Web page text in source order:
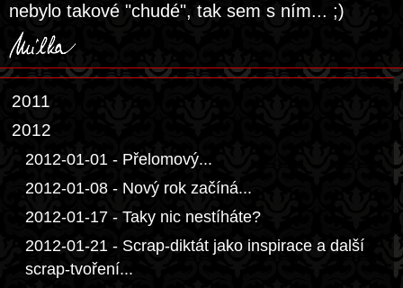
nebylo takové "chudé", tak sem s ním... ;)
2011
2012
2012-01-01 - Přelomový...
2012-01-08 - Nový rok začíná...
2012-01-17 - Taky nic nestíháte?
2012-01-21 - Scrap-diktát jako inspirace a další
scrap-tvoření...